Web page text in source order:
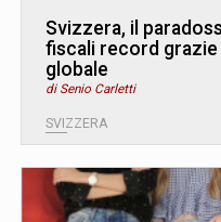
Svizzera, il
fiscali record
globale
di Senio Carletti
SVIZZERA